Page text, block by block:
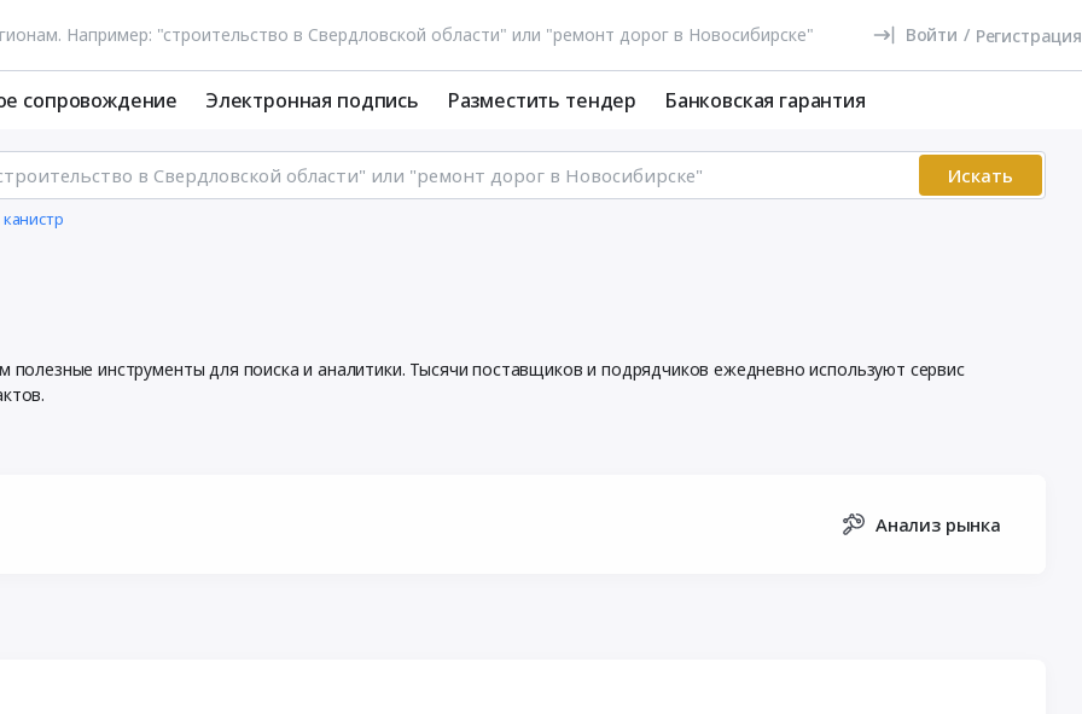
Войти / Регистрация
сопровождение Электронная подпись Разместить тендер Банковская гарантия
Искать
полезные инструменты для поиска и аналитики. Тысячи поставщиков и подрядчиков ежедневно используют сервис
Анализ рынка